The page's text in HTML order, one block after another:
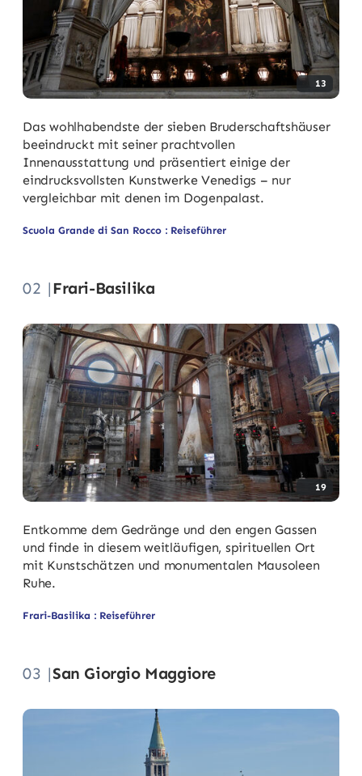
13
Das wohlhabendste der sieben Bruderschaftshäuser
beeindruckt mit seiner prachtvollen
Innenausstattung und präsentiert einige der
eindrucksvollsten Kunstwerke Venedigs – nur
vergleichbar mit denen im Dogenpalast.
Scuola Grande di San Rocco : Reiseführer
02 |Frari-Basilika
19
Entkomme dem Gedränge und den engen Gassen
und finde in diesem weitläufigen, spirituellen Ort
mit Kunstschätzen und monumentalen Mausoleen
Ruhe.
Frari-Basilika : Reiseführer
03 |San Giorgio Maggiore